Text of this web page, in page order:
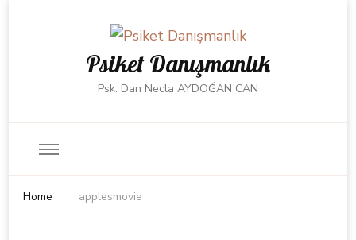
Psiket Danışmanlık
Psk. Dan Necla AYDOĞAN CAN
Home applesmovie